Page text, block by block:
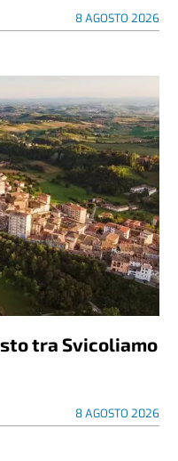
8 AGOSTO 2026
tra Svicoliamo
8 AGOSTO 2026